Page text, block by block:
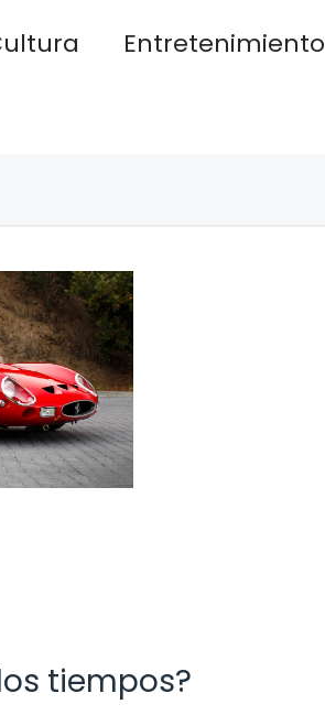
Entretenimiento
tiempos?